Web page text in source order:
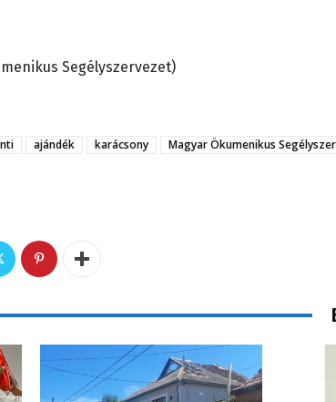
Segélyszervezet)
ajándék karácsony Magyar Ökumenikus